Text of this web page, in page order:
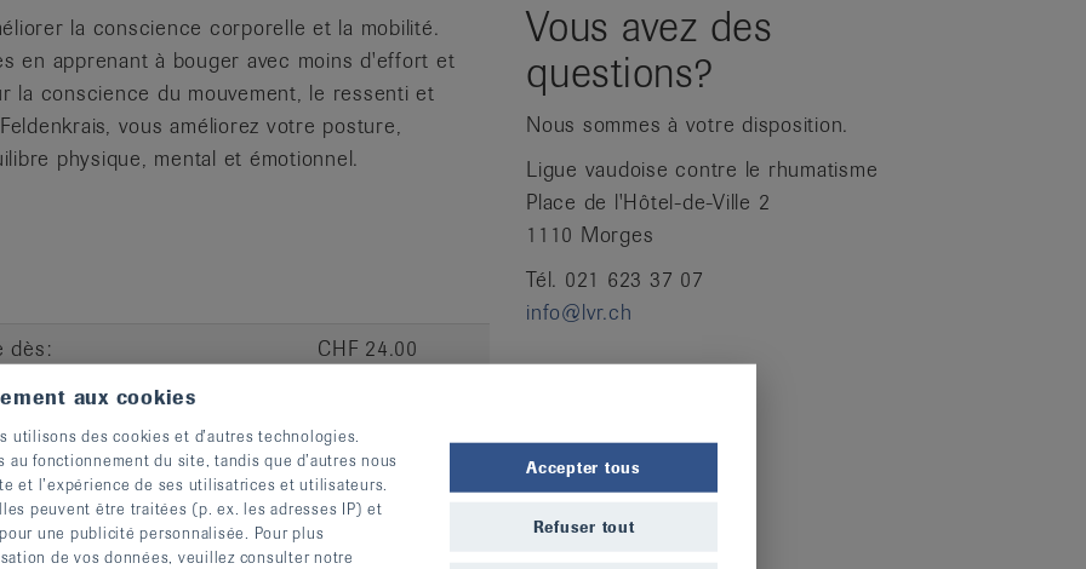
la conscience corporelle et la mobilité.
en apprenant à bouger avec moins d'effort et
la conscience du mouvement, le ressenti et
vous améliorez votre posture,
physique, mental et émotionnel.
dès: CHF 24.00
CP
Lieu
- Av. de
I4
1400
Yverdon-
les-Bains
S’inscrire
Vous avez des
questions?
Nous sommes à votre disposition.
Ligue vaudoise contre le rhumatisme
Place de l'Hôtel-de-Ville 2
1110 Morges
Tél. 021 623 37 07
info@lvr.ch
aux cookies
utilisons des cookies et d’autres technologies.
fonctionnement du site, tandis que d’autres nous
et l’expérience de ses utilisatrices et utilisateurs.
peuvent être traitées (p. ex. les adresses IP) et
une publicité personnalisée. Pour plus
de vos données, veuillez consulter notre
Accepter tous
Refuser tout